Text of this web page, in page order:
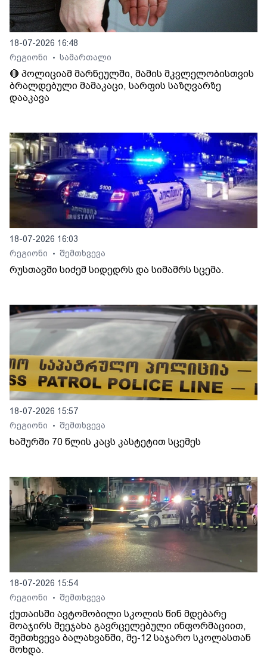
18-07-2026 16:48
რეგიონი
• სამართალი
🔴 პოლიციამ მარნეულში, მამის მკვლელობისთვის
ბრალდებული მამაკაცი, სარფის საზღვარზე
დააკავა
18-07-2026 16:03
რეგიონი
• შემთხვევა
რუსთავში სიძემ სიდედრს და სიმამრს სცემა.
18-07-2026 15:57
რეგიონი
• შემთხვევა
ხაშურში 70 წლის კაცს კასტეტით სცემეს
18-07-2026 15:54
რეგიონი
• შემთხვევა
ქუთაისში ავტომობილი სკოლის წინ მდებარე
მოაჯირს შეეჯახა გავრცელებული ინფორმაციით,
შემთხვევა ბალახვანში, მე-12 საჯარო სკოლასთან
მოხდა.